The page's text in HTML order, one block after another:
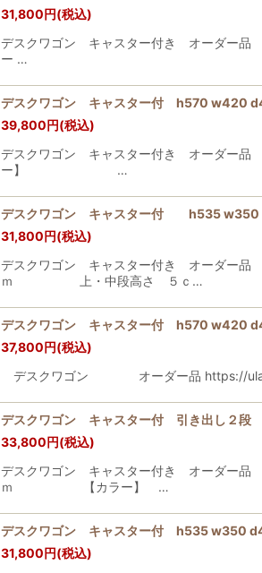
31,800円(税込)
デスクワゴン キャスター付き オーダー
ー …
デスクワゴン キャスター付 h570 w420
39,800円(税込)
デスクワゴン キャスター付き オー
ー】 …
デスクワゴン キャスター付 h535 w350
31,800円(税込)
デスクワゴン キャスター付き オーダ
ｍ 上・中段高さ ５ｃ…
デスクワゴン キャスター付 h570 w420
37,800円(税込)
デスクワゴン オーダー品 https://
デスクワゴン キャスター付 引き出し２
33,800円(税込)
デスクワゴン キャスター付き オーダ
ｍ 【カラー】 …
デスクワゴン キャスター付 h535 w350
31,800円(税込)